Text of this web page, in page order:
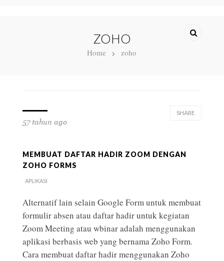
ZOHO
Home zoho
57 tahun ago
SHARE
MEMBUAT DAFTAR HADIR ZOOM DENGAN
ZOHO FORMS
APLIKASI
Alternatif lain selain Google Form untuk membuat
formulir absen atau daftar hadir untuk kegiatan
Zoom Meeting atau wbinar adalah menggunakan
aplikasi berbasis web yang bernama Zoho Form.
Cara membuat daftar hadir menggunakan Zoho